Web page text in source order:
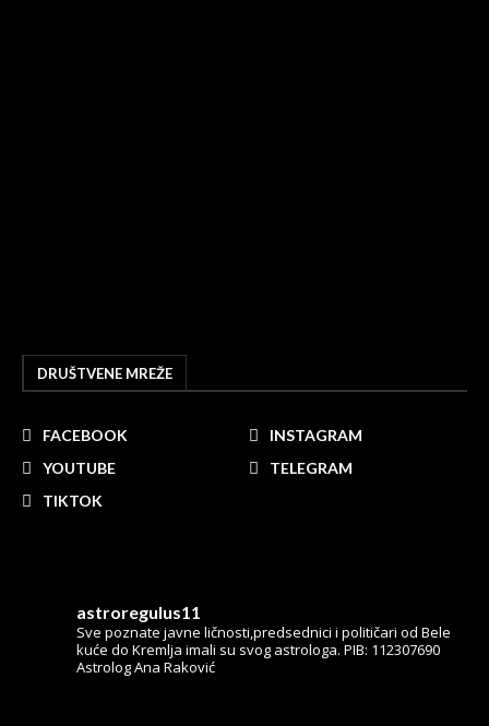
DRUŠTVENE MREŽE
FACEBOOK
INSTAGRAM
YOUTUBE
TELEGRAM
TIKTOK
astroregulus11
Sve poznate javne ličnosti,predsednici i političari od Bele
kuće do Kremlja imali su svog astrologa. PIB: 112307690
Astrolog Ana Raković